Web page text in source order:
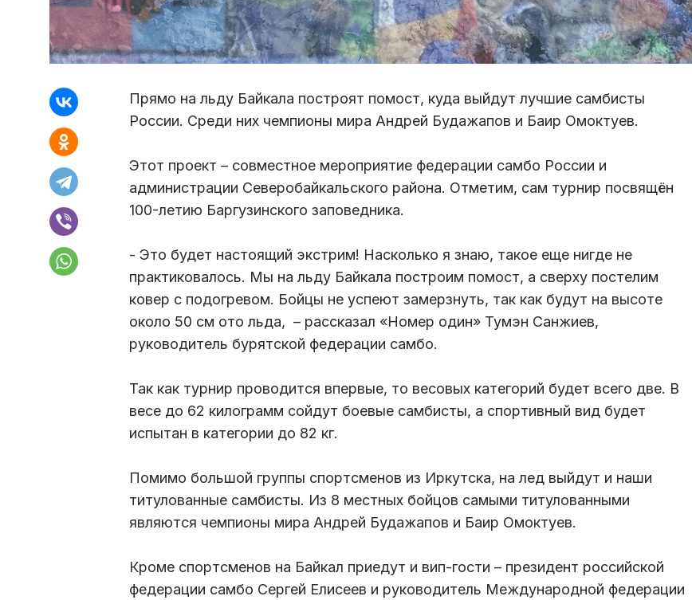
Прямо на льду Байкала построят помост, куда выйдут лучшие самбисты
России. Среди них чемпионы мира Андрей Будажапов и Баир Омоктуев.
Этот проект – совместное мероприятие федерации самбо России и
администрации Северобайкальского района. Отметим, сам турнир посвящён
100-летию Баргузинского заповедника.
- Это будет настоящий экстрим! Насколько я знаю, такое еще нигде не
практиковалось. Мы на льду Байкала построим помост, а сверху постелим
ковер с подогревом. Бойцы не успеют замерзнуть, так как будут на высоте
около 50 см ото льда, – рассказал «Номер один» Тумэн Санжиев,
руководитель бурятской федерации самбо.
Так как турнир проводится впервые, то весовых категорий будет всего две. В
весе до 62 килограмм сойдут боевые самбисты, а спортивный вид будет
испытан в категории до 82 кг.
Помимо большой группы спортсменов из Иркутска, на лед выйдут и наши
титулованные самбисты. Из 8 местных бойцов самыми титулованными
являются чемпионы мира Андрей Будажапов и Баир Омоктуев.
Кроме спортсменов на Байкал приедут и вип-гости – президент российской
федерации самбо Сергей Елисеев и руководитель Международной федерации